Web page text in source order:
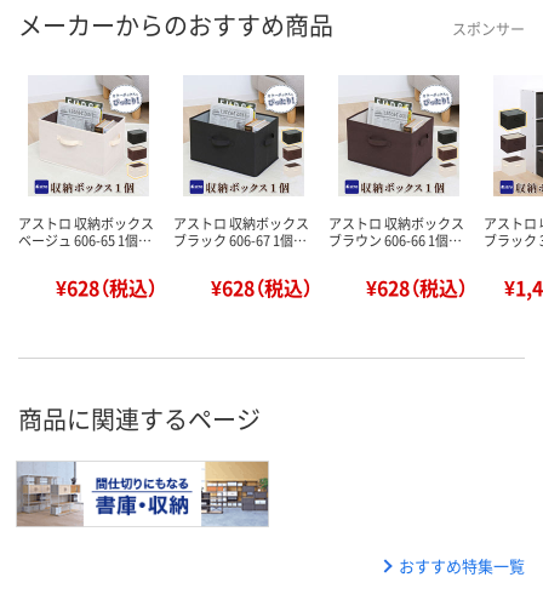
メーカーからのおすすめ商品 スポンサー
アストロ 収納ボックス
ベージュ 606-65 1個…
¥628（税込）
アストロ 収納ボックス
ブラック 606-67 1個…
¥628（税込）
アストロ 収納ボックス
ブラウン 606-66 1個…
¥628（税込）
アストロ
ブラック
商品に関連するページ
おすすめ特集一覧